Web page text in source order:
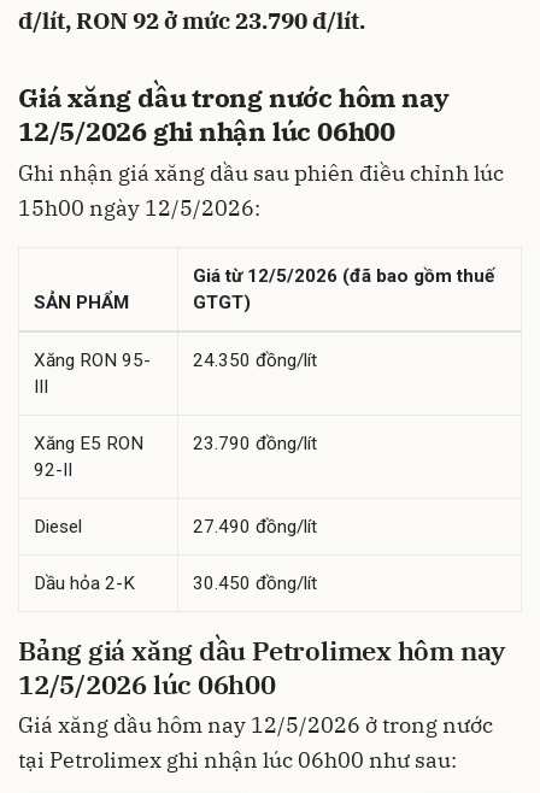
đ/lít, RON 92 ở mức 23.790 đ/lít.
Giá xăng dầu trong nước hôm nay
12/5/2026 ghi nhận lúc 06h00
Ghi nhận giá xăng dầu sau phiên điều chỉnh lúc
15h00 ngày 12/5/2026:
SẢN PHẨM
Giá từ 12/5/2026 (đã bao gồm thuế
GTGT)
Xăng RON 95-
III
24.350 đồng/lít
Xăng E5 RON
92-II
23.790 đồng/lít
Diesel 27.490 đồng/lít
Dầu hỏa 2-K 30.450 đồng/lít
Bảng giá xăng dầu Petrolimex hôm nay
12/5/2026 lúc 06h00
Giá xăng dầu hôm nay 12/5/2026 ở trong nước
tại Petrolimex ghi nhận lúc 06h00 như sau: